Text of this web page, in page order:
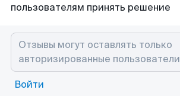
пользователям принять решение
Войти